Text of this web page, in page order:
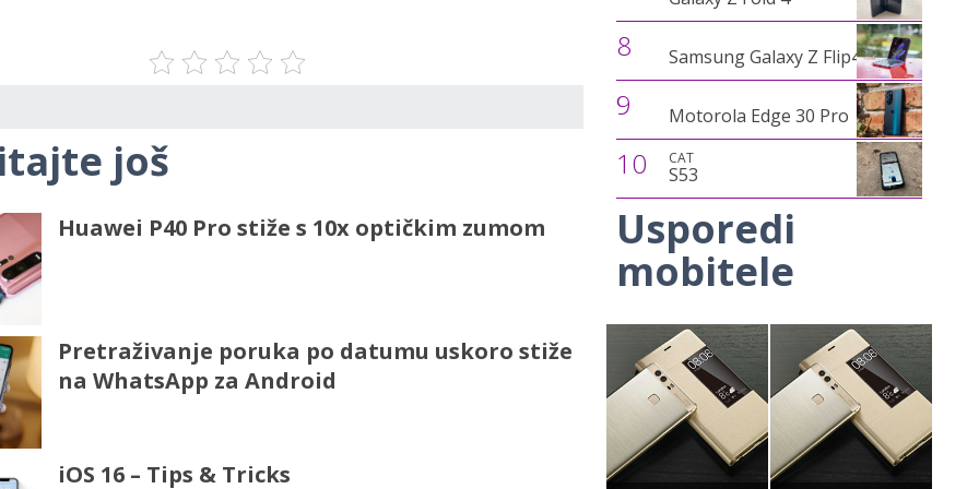
još
Huawei P40 Pro stiže s 10x optičkim zumom
Pretraživanje poruka po datumu uskoro stiže
na WhatsApp za Android
iOS 16 – Tips & Tricks
8 Samsung Galaxy Z Flip4
9 Motorola Edge 30 Pro
10 CAT
S53
Usporedi
mobitele